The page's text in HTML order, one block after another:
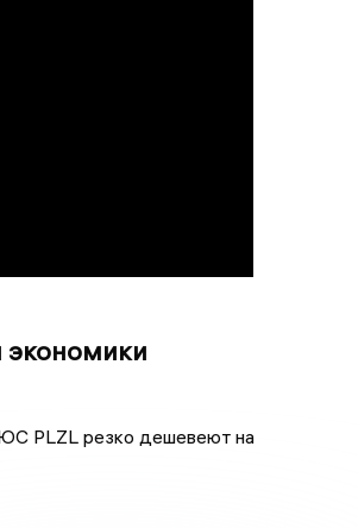
экономики
PLZL резко дешевеют на